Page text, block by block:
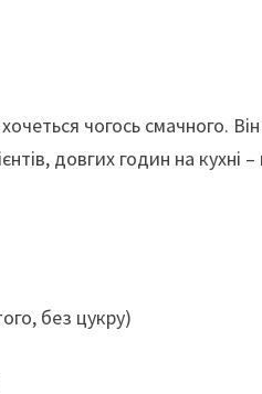
чогось смачного.
довгих годин на кухні
без цукру)